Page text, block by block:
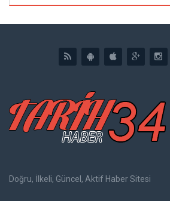
Doğru, İlkeli, Güncel, Aktif Haber Sitesi